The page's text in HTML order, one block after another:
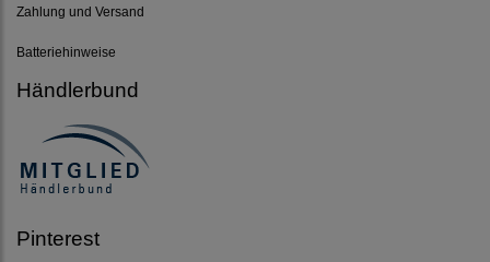
Zahlung und Versand
Batteriehinweise
Händlerbund
Pinterest